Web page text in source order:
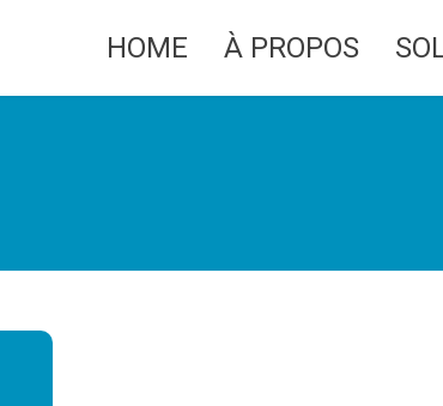
HOME À PROPOS